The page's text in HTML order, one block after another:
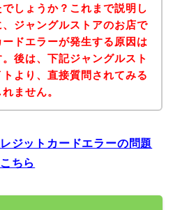
しょうか？これまで説明し
ジャングルストアのお店で
ドエラーが発生する原因は
後は、下記ジャングルスト
より、直接質問されてみる
ません。
ジットカードエラーの問題
ちら